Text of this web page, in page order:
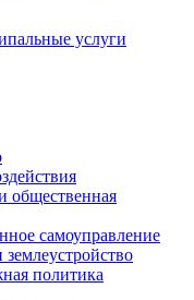
услуги
общественная
самоуправление
политика